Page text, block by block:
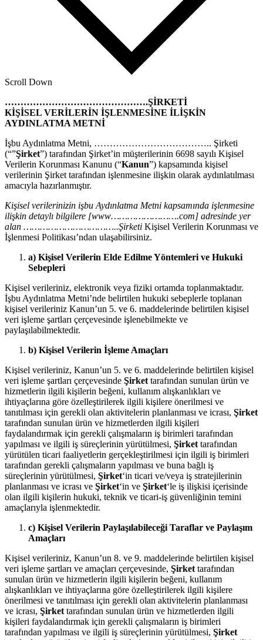
Scroll Down
……………………………………….ŞİRKETİ
KİŞİSEL VERİLERİN İŞLENMESİNE İLİŞKİN
AYDINLATMA METNİ
İşbu Aydınlatma Metni, ……………………………….. Şirketi
(“”Şirket”) tarafından Şirket’in müşterilerinin 6698 sayılı Kişisel
Verilerin Korunması Kanunu (“Kanun”) kapsamında kişisel
verilerinin Şirket tarafından işlenmesine ilişkin olarak aydınlatılması
amacıyla hazırlanmıştır.
Kişisel verilerinizin işbu Aydınlatma Metni kapsamında işlenmesine
ilişkin detaylı bilgilere [www…………………….com] adresinde yer
alan ……………………………..Şirketi Kişisel Verilerin Korunması ve
İşlenmesi Politikası’ndan ulaşabilirsiniz.
a) Kişisel Verilerin Elde Edilme Yöntemleri ve Hukuki
Sebepleri
Kişisel verileriniz, elektronik veya fiziki ortamda toplanmaktadır.
İşbu Aydınlatma Metni’nde belirtilen hukuki sebeplerle toplanan
kişisel verileriniz Kanun’un 5. ve 6. maddelerinde belirtilen kişisel
veri işleme şartları çerçevesinde işlenebilmekte ve
paylaşılabilmektedir.
b) Kişisel Verilerin İşleme Amaçları
Kişisel verileriniz, Kanun’un 5. ve 6. maddelerinde belirtilen kişisel
veri işleme şartları çerçevesinde Şirket tarafından sunulan ürün ve
hizmetlerin ilgili kişilerin beğeni, kullanım alışkanlıkları ve
ihtiyaçlarına göre özelleştirilerek ilgili kişilere önerilmesi ve
tanıtılması için gerekli olan aktivitelerin planlanması ve icrası, Şirket
tarafından sunulan ürün ve hizmetlerden ilgili kişileri
faydalandırmak için gerekli çalışmaların iş birimleri tarafından
yapılması ve ilgili iş süreçlerinin yürütülmesi, Şirket tarafından
yürütülen ticari faaliyetlerin gerçekleştirilmesi için ilgili iş birimleri
tarafından gerekli çalışmaların yapılması ve buna bağlı iş
süreçlerinin yürütülmesi, Şirket‘in ticari ve/veya iş stratejilerinin
planlanması ve icrası ve Şirket‘in ve Şirket‘le iş ilişkisi içerisinde
olan ilgili kişilerin hukuki, teknik ve ticari-iş güvenliğinin temini
amaçlarıyla işlenmektedir.
c) Kişisel Verilerin Paylaşılabileceği Taraflar ve Paylaşım
Amaçları
Kişisel verileriniz, Kanun’un 8. ve 9. maddelerinde belirtilen kişisel
veri işleme şartları ve amaçları çerçevesinde, Şirket tarafından
sunulan ürün ve hizmetlerin ilgili kişilerin beğeni, kullanım
alışkanlıkları ve ihtiyaçlarına göre özelleştirilerek ilgili kişilere
önerilmesi ve tanıtılması için gerekli olan aktivitelerin planlanması
ve icrası, Şirket tarafından sunulan ürün ve hizmetlerden ilgili
kişileri faydalandırmak için gerekli çalışmaların iş birimleri
tarafından yapılması ve ilgili iş süreçlerinin yürütülmesi, Şirket